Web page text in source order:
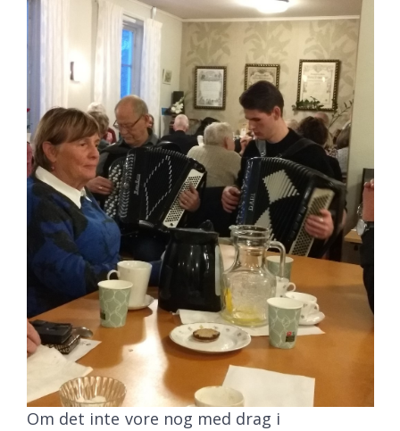
Om det inte vore nog med drag i